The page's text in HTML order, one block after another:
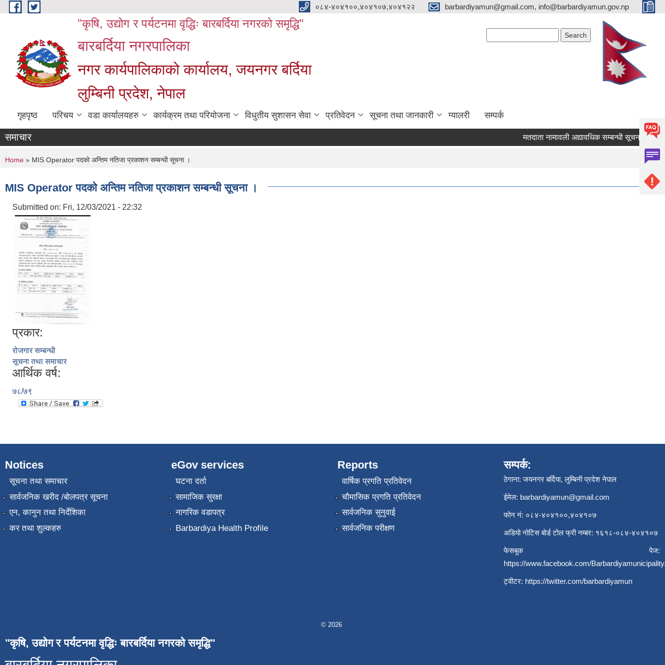
Skip to main content ०८४-४०४१००,४०४१०७,४०४१२२ barbardiyamun@gmail.com, info@barbardiyamun.gov.np
"कृषि, उद्योग र पर्यटनमा वृद्धिः बारबर्दिया नगरको समृद्धि"
बारबर्दिया नगरपालिका
नगर कार्यपालिकाको कार्यालय, जयनगर बर्दिया
लुम्बिनी प्रदेश, नेपाल
गृहपृष्ठ परिचय वडा कार्यालयहरु कार्यक्रम तथा परियोजना विधुतीय सुशासन सेवा प्रतिवेदन सूचना तथा जानकारी ग्यालरी सम्पर्क
समाचार मतदाता नामावली अद्यावधिक सम्बन्धी सूचना ।
You are here
Home » MIS Operator पदको अन्तिम नतिजा प्रकाशन सम्बन्धी सूचना ।
MIS Operator पदको अन्तिम नतिजा प्रकाशन सम्बन्धी सूचना ।
Submitted on: Fri, 12/03/2021 - 22:32
प्रकार:
रोजगार सम्बन्धी
सूचना तथा समाचार
आर्थिक वर्ष:
७८/७९
Notices
सूचना तथा समाचार
सार्वजनिक खरीद /बोलपत्र सूचना
एन, कानुन तथा निर्देशिका
कर तथा शुल्कहरु
eGov services
घटना दर्ता
सामाजिक सुरक्षा
नागरिक वडापत्र
Barbardiya Health Profile
Reports
वार्षिक प्रगति प्रतिवेदन
चौमासिक प्रगति प्रतिवेदन
सार्वजनिक सुनुवाई
सार्वजनिक परीक्षण
सम्पर्क:
ठेगाना: जयनगर बर्दिया, लुम्बिनी प्रदेश नेपाल
ईमेल: barbardiyamun@gmail.com
फोन नं: ०८४-४०४१००,४०४१०७
अडियो नोटिस बोर्ड टोल फ्री नम्बर: १६१८-०८४-४०४१०७
फेसबुक पेज:
https://www.facebook.com/
ट्वीटर: https://twitter.com/barbardiyamun
© 2026
"कृषि, उद्योग र पर्यटनमा वृद्धिः बारबर्दिया नगरको समृद्धि"